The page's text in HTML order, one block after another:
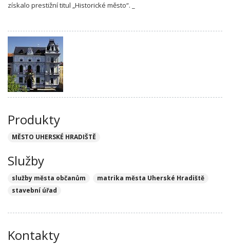
získalo prestižní titul „Historické město“. _
Produkty
MĚSTO UHERSKÉ HRADIŠTĚ
Služby
služby města občanům
matrika města Uherské Hradiště
stavební úřad
Kontakty